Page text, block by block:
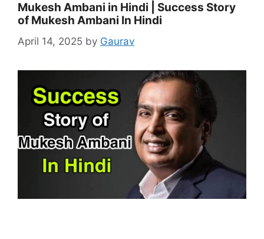
Mukesh Ambani in Hindi | Success Story
of Mukesh Ambani In Hindi
April 14, 2025 by Gaurav